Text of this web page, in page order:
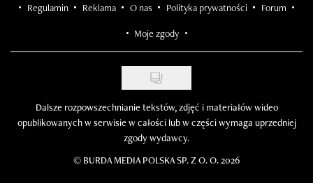
Regulamin Reklama O nas Polityka prywatności Forum
Moje zgody
Dalsze rozpowszechnianie tekstów, zdjęć i materiałów wideo
opublikowanych w serwisie w całości lub w części wymaga uprzedniej
zgody wydawcy.
© BURDA MEDIA POLSKA SP. Z O. O. 2026